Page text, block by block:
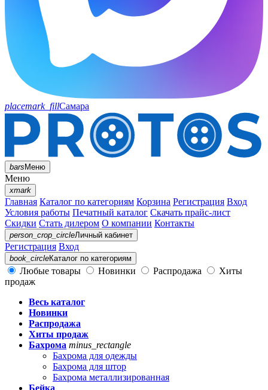
placemark_fillСамара
barsМеню
Меню
xmark
Главная Каталог по категориям Корзина Регистрация Вход
Условия работы Печатный каталог Скачать прайс-лист
Скидки Стать дилером О компании Контакты
person_crop_circleЛичный кабинет
Регистрация Вход
book_circleКаталог по категориям
Любые товары Новинки Распродажа
Хиты
продаж
Весь каталог
Новинки
Распродажа
Хиты продаж
Бахрома minus_rectangle
Бахрома для одежды
Бахрома для штор
Бахрома металлизированная
Бейка